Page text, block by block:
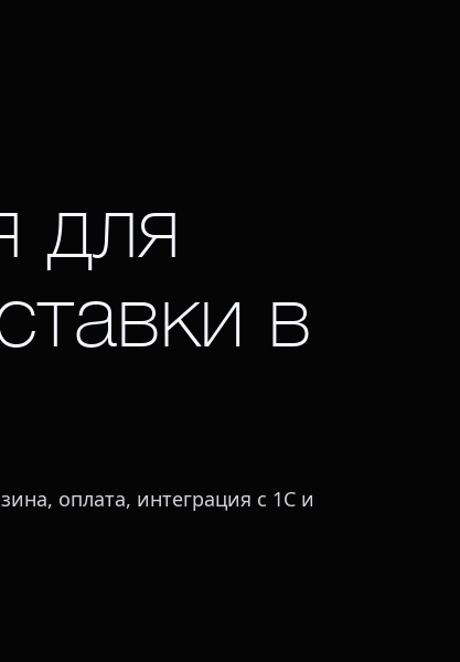
для
в
оплата, интеграция с 1С и